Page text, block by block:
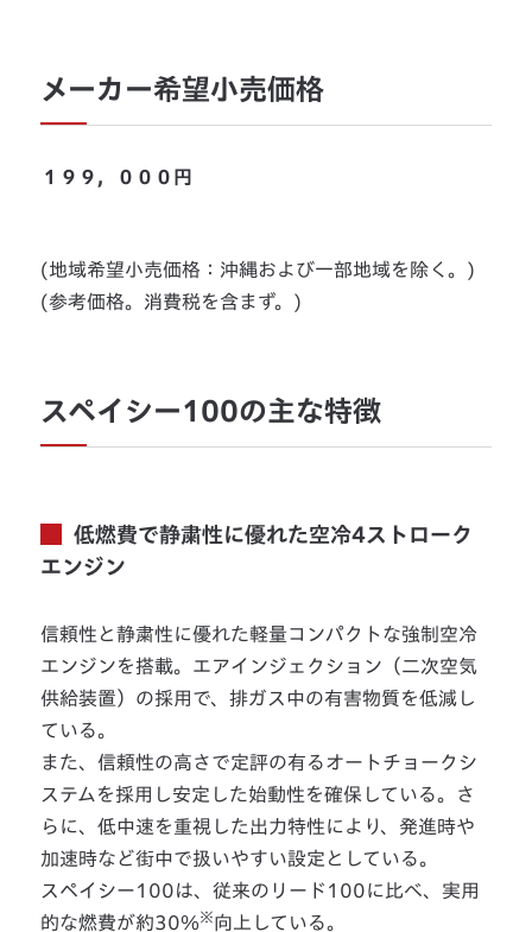
メーカー希望小売価格
１９９，０００円
(地域希望小売価格：沖縄および一部地域を除く。)
(参考価格。消費税を含まず。)
スペイシー100の主な特徴
低燃費で静粛性に優れた空冷4ストローク
エンジン
信頼性と静粛性に優れた軽量コンパクトな強制空冷
エンジンを搭載。エアインジェクション（二次空気
供給装置）の採用で、排ガス中の有害物質を低減し
ている。
また、信頼性の高さで定評の有るオートチョークシ
ステムを採用し安定した始動性を確保している。さ
らに、低中速を重視した出力特性により、発進時や
加速時など街中で扱いやすい設定としている。
スペイシー100は、従来のリード100に比べ、実用
的な燃費が約30％※向上している。